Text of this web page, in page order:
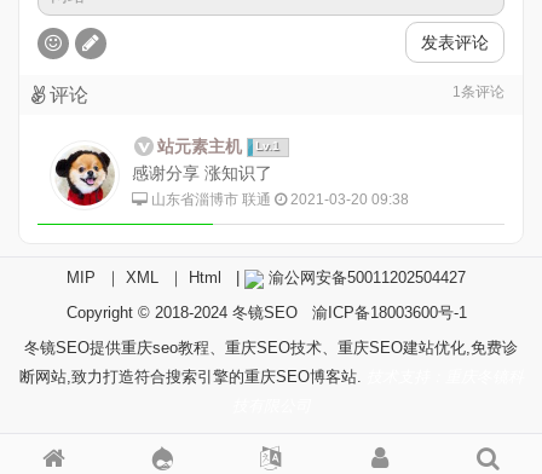
发表评论
评论 1条评论
站元素主机 Lv.1
感谢分享 涨知识了
山东省淄博市 联通 2021-03-20 09:38
MIP ｜ XML ｜ Html
渝公网安备50011202504427
Copyright © 2018-2024 冬镜SEO
渝ICP备18003600号-1
冬镜SEO提供重庆seo教程、重庆SEO技术、重庆SEO建站优化,免费诊
断网站,致力打造符合搜索引擎的重庆SEO博客站.